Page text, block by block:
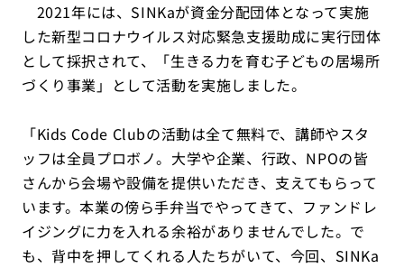
2021年には、SINKaが資金分配団体となって実施
した新型コロナウイルス対応緊急支援助成に実行団体
として採択されて、「生きる力を育む子どもの居場所
づくり事業」として活動を実施しました。
「Kids Code Clubの活動は全て無料で、講師やスタ
ッフは全員プロボノ。大学や企業、行政、NPOの皆
さんから会場や設備を提供いただき、支えてもらって
います。本業の傍ら手弁当でやってきて、ファンドレ
イジングに力を入れる余裕がありませんでした。で
も、背中を押してくれる人たちがいて、今回、SINKa